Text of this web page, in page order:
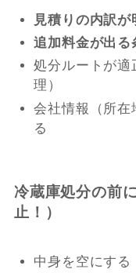
見積りの内訳が
追加料金が出る
処分ルートが適
理）
会社情報（所在
る
冷蔵庫処分の前
止！）
中身を空にする